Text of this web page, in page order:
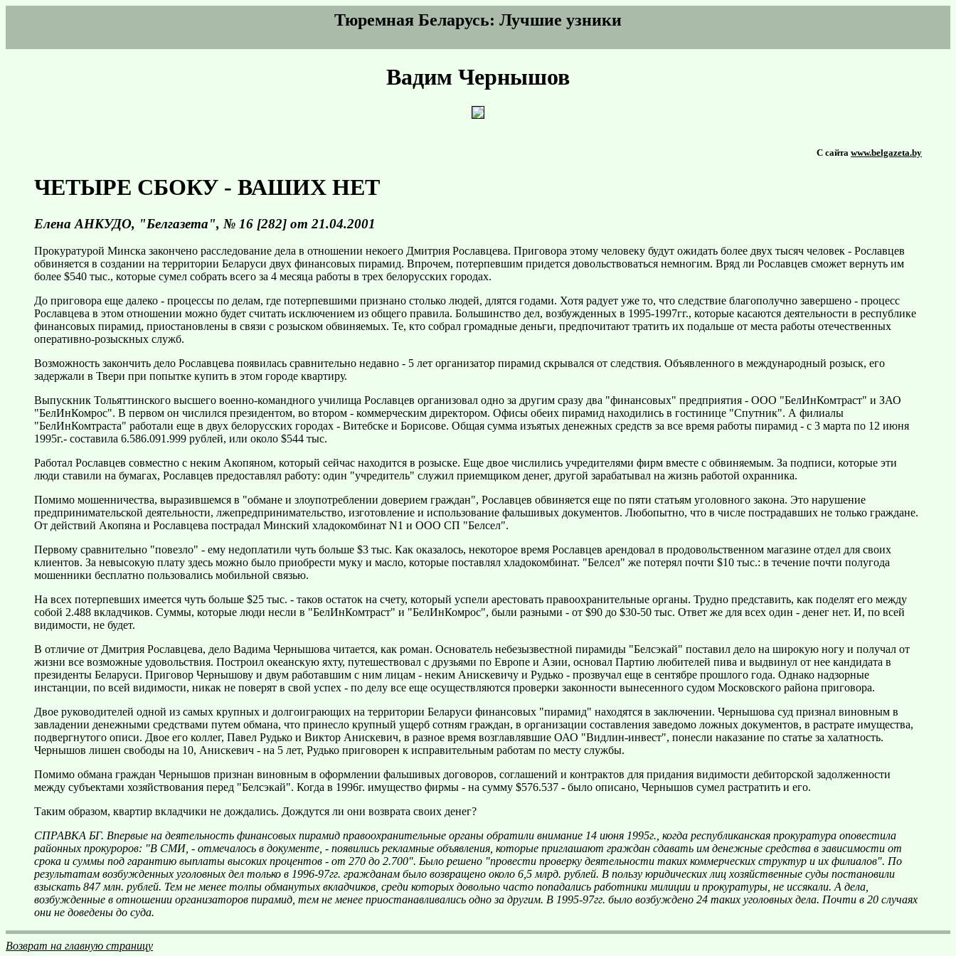
Тюремная Беларусь: Лучшие узники
Вадим Чернышов
С сайта www.belgazeta.by
ЧЕТЫРЕ СБОКУ - ВАШИХ HЕТ
Елена АНКУДО, "Белгазета", № 16 [282] от 21.04.2001
Прокуратурой Минска закончено расследование дела в отношении некоего Дмитрия Рославцева. Приговора этому человеку будут ожидать более двух тысяч человек - Рославцев
обвиняется в создании на территории Беларуси двух финансовых пирамид. Впрочем, потерпевшим придется довольствоваться немногим. Вряд ли Рославцев сможет вернуть им
более $540 тыс., которые сумел собрать всего за 4 месяца работы в трех белорусских городах.
До приговора еще далеко - процессы по делам, где потерпевшими признано столько людей, длятся годами. Хотя радует уже то, что следствие благополучно завершено - процесс
Рославцева в этом отношении можно будет считать исключением из общего правила. Большинство дел, возбужденных в 1995-1997гг., которые касаются деятельности в республике
финансовых пирамид, приостановлены в связи с розыском обвиняемых. Те, кто собрал громадные деньги, предпочитают тратить их подальше от места работы отечественных
оперативно-розыскных служб.
Возможность закончить дело Рославцева появилась сравнительно недавно - 5 лет организатор пирамид скрывался от следствия. Объявленного в международный розыск, его
задержали в Твери при попытке купить в этом городе квартиру.
Выпускник Тольяттинского высшего военно-командного училища Рославцев организовал одно за другим сразу два "финансовых" предприятия - ООО "БелИнКомтраст" и ЗАО
"БелИнКомрос". В первом он числился президентом, во втором - коммерческим директором. Офисы обеих пирамид находились в гостинице "Спутник". А филиалы
"БелИнКомтраста" работали еще в двух белорусских городах - Витебске и Борисове. Общая сумма изъятых денежных средств за все время работы пирамид - с 3 марта по 12 июня
1995г.- составила 6.586.091.999 рублей, или около $544 тыс.
Работал Рославцев совместно с неким Акопяном, который сейчас находится в розыске. Еще двое числились учредителями фирм вместе с обвиняемым. За подписи, которые эти
люди ставили на бумагах, Рославцев предоставлял работу: один "учредитель" служил приемщиком денег, другой зарабатывал на жизнь работой охранника.
Помимо мошенничества, выразившемся в "обмане и злоупотреблении доверием граждан", Рославцев обвиняется еще по пяти статьям уголовного закона. Это нарушение
предпринимательской деятельности, лжепредпринимательство, изготовление и использование фальшивых документов. Любопытно, что в числе пострадавших не только граждане.
От действий Акопяна и Рославцева пострадал Минский хладокомбинат N1 и ООО СП "Белсел".
Первому сравнительно "повезло" - ему недоплатили чуть больше $3 тыс. Как оказалось, некоторое время Рославцев арендовал в продовольственном магазине отдел для своих
клиентов. За невысокую плату здесь можно было приобрести муку и масло, которые поставлял хладокомбинат. "Белсел" же потерял почти $10 тыс.: в течение почти полугода
мошенники бесплатно пользовались мобильной связью.
Hа всех потерпевших имеется чуть больше $25 тыс. - таков остаток на счету, который успели арестовать правоохранительные органы. Трудно представить, как поделят его между
собой 2.488 вкладчиков. Суммы, которые люди несли в "БелИнКомтраст" и "БелИнКомрос", были разными - от $90 до $30-50 тыс. Ответ же для всех один - денег нет. И, по всей
видимости, не будет.
В отличие от Дмитрия Рославцева, дело Вадима Чернышова читается, как роман. Основатель небезызвестной пирамиды "Белсэкай" поставил дело на широкую ногу и получал от
жизни все возможные удовольствия. Построил океанскую яхту, путешествовал с друзьями по Европе и Азии, основал Партию любителей пива и выдвинул от нее кандидата в
президенты Беларуси. Приговор Чернышову и двум работавшим с ним лицам - неким Анискевичу и Рудько - прозвучал еще в сентябре прошлого года. Однако надзорные
инстанции, по всей видимости, никак не поверят в свой успех - по делу все еще осуществляются проверки законности вынесенного судом Московского района приговора.
Двое руководителей одной из самых крупных и долгоиграющих на территории Беларуси финансовых "пирамид" находятся в заключении. Чернышова суд признал виновным в
завладении денежными средствами путем обмана, что принесло крупный ущерб сотням граждан, в организации составления заведомо ложных документов, в растрате имущества,
подвергнутого описи. Двое его коллег, Павел Рудько и Виктор Анискевич, в разное время возглавлявшие ОАО "Видлин-инвест", понесли наказание по статье за халатность.
Чернышов лишен свободы на 10, Анискевич - на 5 лет, Рудько приговорен к исправительным работам по месту службы.
Помимо обмана граждан Чернышов признан виновным в оформлении фальшивых договоров, соглашений и контрактов для придания видимости дебиторской задолженности
между субъектами хозяйствования перед "Белсэкай". Когда в 1996г. имущество фирмы - на сумму $576.537 - было описано, Чернышов сумел растратить и его.
Таким образом, квартир вкладчики не дождались. Дождутся ли они возврата своих денег?
СПРАВКА БГ. Впервые на деятельность финансовых пирамид правоохранительные органы обратили внимание 14 июня 1995г., когда республиканская прокуратура оповестила
районных прокуроров: "В СМИ, - отмечалось в документе, - появились рекламные объявления, которые приглашают граждан сдавать им денежные средства в зависимости от
срока и суммы под гарантию выплаты высоких процентов - от 270 до 2.700". Было решено "провести проверку деятельности таких коммерческих структур и их филиалов". По
результатам возбужденных уголовных дел только в 1996-97гг. гражданам было возвращено около 6,5 млрд. рублей. В пользу юридических лиц хозяйственные суды постановили
взыскать 847 млн. рублей. Тем не менее толпы обманутых вкладчиков, среди которых довольно часто попадались работники милиции и прокуратуры, не иссякали. А дела,
возбужденные в отношении организаторов пирамид, тем не менее приостанавливались одно за другим. В 1995-97гг. было возбуждено 24 таких уголовных дела. Почти в 20 случаях
они не доведены до суда.
Возврат на главную страницу